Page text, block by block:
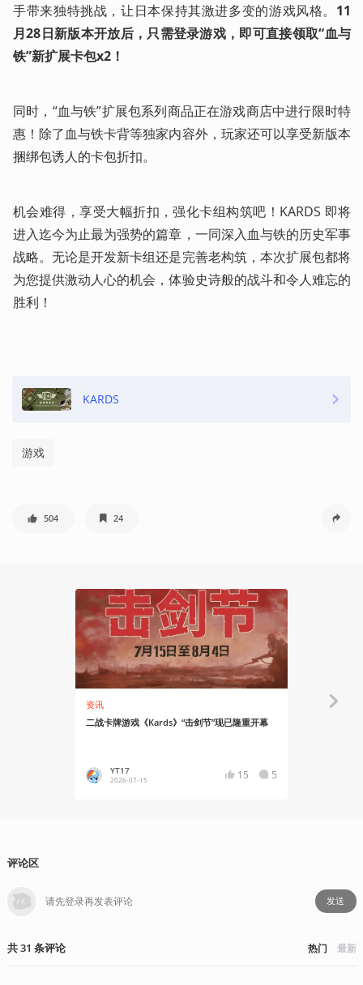
手带来独特挑战，让日本保持其激进多变的游戏风格。 11
月28日新版本开放后，只需登录游戏，即可直接领取“血与
铁”新扩展卡包x2！
同时，“血与铁”扩展包系列商品正在游戏商店中进行限时特
惠！除了血与铁卡背等独家内容外，玩家还可以享受新版本
捆绑包诱人的卡包折扣。
机会难得，享受大幅折扣，强化卡组构筑吧！KARDS 即将
进入迄今为止最为强势的篇章，一同深入血与铁的历史军事
战略。无论是开发新卡组还是完善老构筑，本次扩展包都将
为您提供激动人心的机会，体验史诗般的战斗和令人难忘的
胜利！
KARDS
游戏
504 24
资讯
二战卡牌游戏《Kards》“击剑节”现已隆重开幕
YT17
2026-07-15 15 5
评论区
发送
共31 条评论 热门 最新